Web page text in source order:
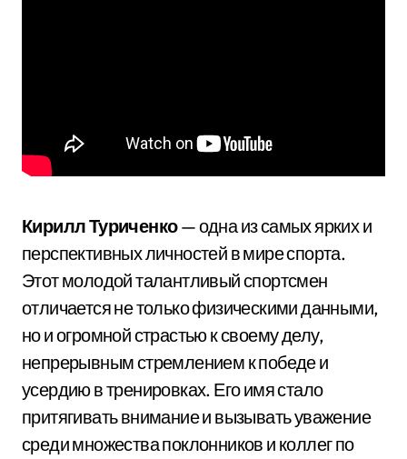
Кирилл Туриченко— одна из самых ярких и
перспективных личностей в мире спорта.
Этот молодой талантливый спортсмен
отличается не только физическими данными,
но и огромной страстью к своему делу,
непрерывным стремлением к победе и
усердию в тренировках. Его имя стало
притягивать внимание и вызывать уважение
среди множества поклонников и коллег по